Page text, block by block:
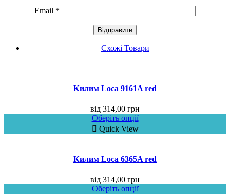
Email *
Схожі Товари
Килим Loca 9161A red
від 314,00 грн
Оберіть опції
Quick View
Килим Loca 6365A red
від 314,00 грн
Оберіть опції